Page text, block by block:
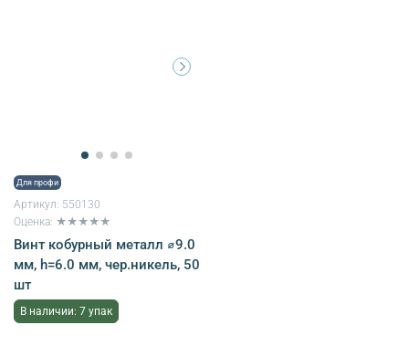
Для профи
Артикул: 550130
Оценка: ★★★★★
Винт кобурный металл ⌀9.0
мм, h=6.0 мм, чер.никель, 50
шт
В наличии: 7 упак